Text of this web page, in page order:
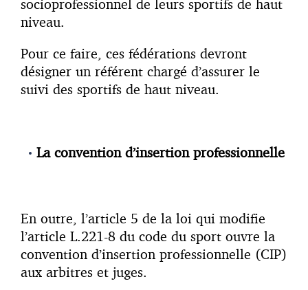
socioprofessionnel de leurs sportifs de haut
niveau.
Pour ce faire, ces fédérations devront
désigner un référent chargé d’assurer le
suivi des sportifs de haut niveau.
La convention d’insertion professionnelle
En outre, l’article 5 de la loi qui modifie
l’article L.221-8 du code du sport ouvre la
convention d’insertion professionnelle (CIP)
aux arbitres et juges.